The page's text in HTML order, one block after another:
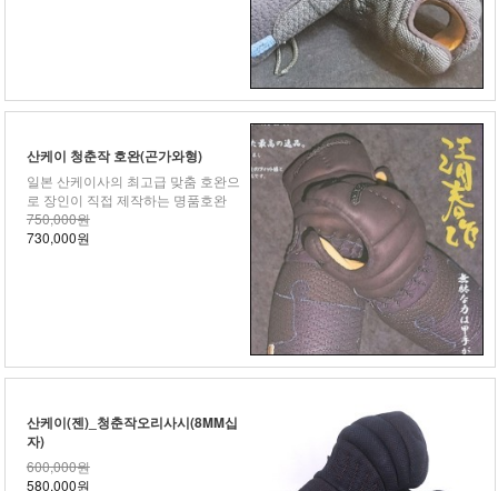
산케이 청춘작 호완(곤가와형)
일본 산케이사의 최고급 맞춤 호완으
로 장인이 직접 제작하는 명품호완
750,000원
730,000원
산케이(젠)_청춘작오리사시(8MM십
자)
600,000원
580,000원